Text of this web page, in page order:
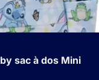
sac à dos Mini